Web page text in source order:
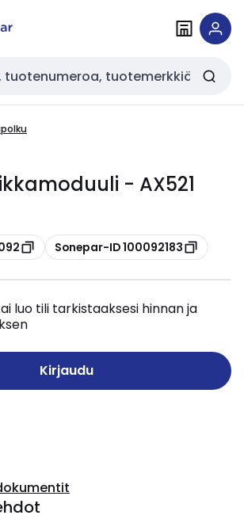
- AX521
Kopioi
Sonepar-ID 100092183
luo tili tarkistaaksesi hinnan ja
Kirjaudu